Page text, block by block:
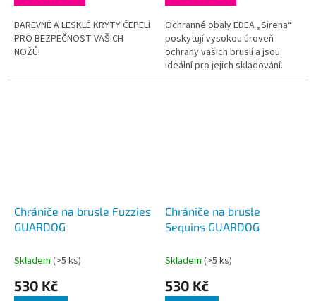
BAREVNÉ A LESKLÉ KRYTY ČEPELÍ
PRO BEZPEČNOST VAŠICH
NOŽŮ!
Ochranné obaly EDEA „Sirena“
poskytují vysokou úroveň
ochrany vašich bruslí a jsou
ideální pro jejich skladování.
Měkká látka zajišťuje barevný
Chrániče na brusle Fuzzies
GUARDOG
Skladem (>5 ks)
530 Kč
Chrániče na brusle
Sequins GUARDOG
Skladem (>5 ks)
530 Kč